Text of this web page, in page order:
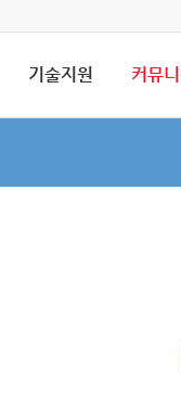
기술지원 커뮤니